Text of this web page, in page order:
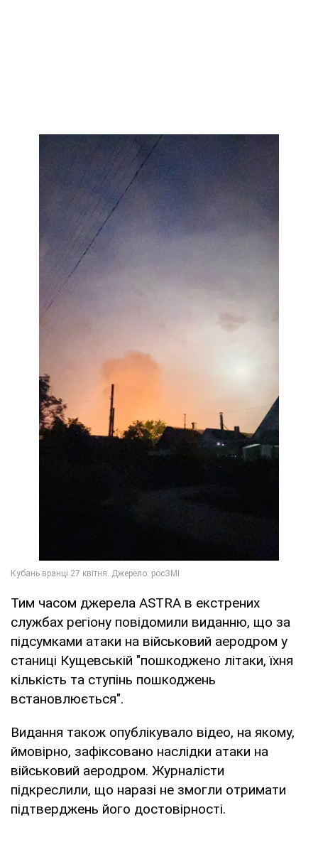
Тим часом джерела ASTRA в екстрених
службах регіону повідомили виданню, що за
підсумками атаки на військовий аеродром у
станиці Кущевській "пошкоджено літаки, їхня
кількість та ступінь пошкоджень
встановлюється".
Видання також опублікувало відео, на якому,
ймовірно, зафіксовано наслідки атаки на
військовий аеродром. Журналісти
підкреслили, що наразі не змогли отримати
підтверджень його достовірності.